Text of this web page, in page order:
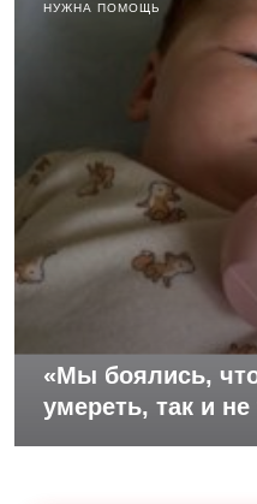
НУЖНА ПОМОЩЬ
«Мы боялись,
умереть, так и